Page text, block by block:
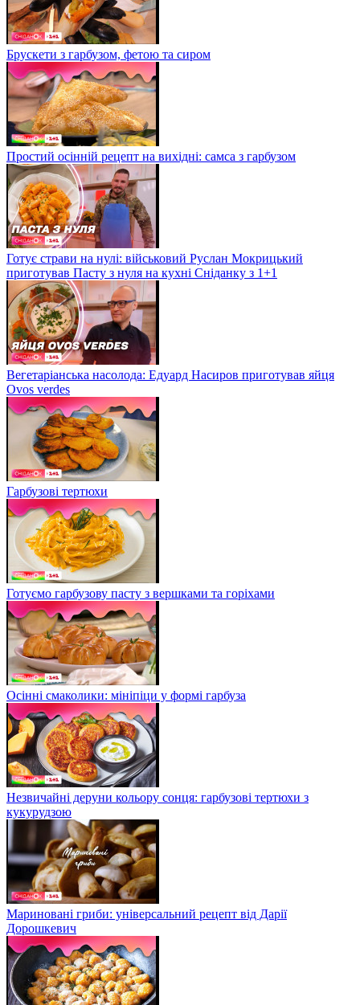
Брускети з гарбузом, фетою та сиром
Простий осінній рецепт на вихідні: самса з гарбузом
Готує страви на нулі: військовий Руслан Мокрицький
приготував Пасту з нуля на кухні Сніданку з 1+1
Вегетаріанська насолода: Едуард Насиров приготував яйця
Ovos verdes
Гарбузові тертюхи
Готуємо гарбузову пасту з вершками та горіхами
Осінні смаколики: мініпіци у формі гарбуза
Незвичайні деруни кольору сонця: гарбузові тертюхи з
кукурудзою
Мариновані гриби: універсальний рецепт від Дарії
Дорошкевич